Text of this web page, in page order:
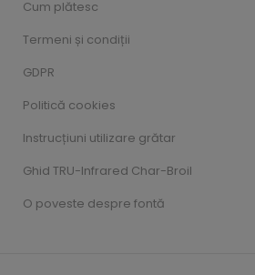
Cum plătesc
Termeni și condiții
GDPR
Politică cookies
Instrucțiuni utilizare grătar
Ghid TRU-Infrared Char-Broil
O poveste despre fontă